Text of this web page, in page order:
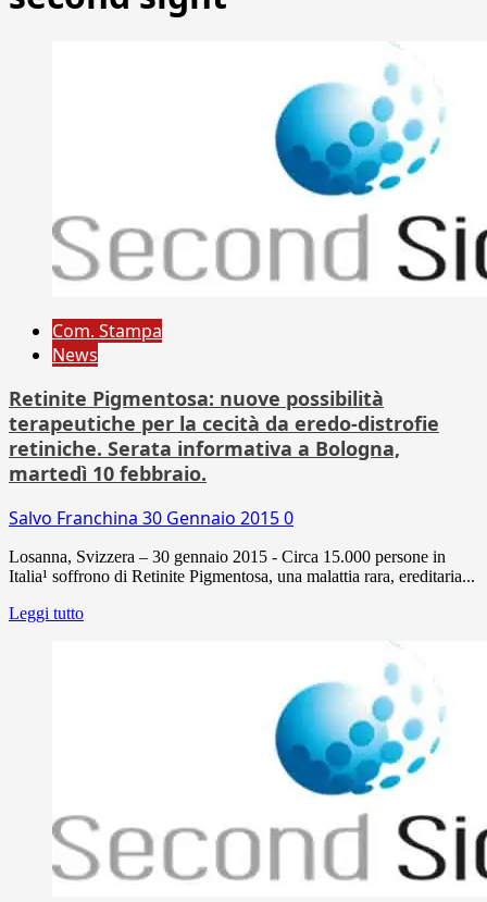
Com. Stampa
News
Retinite Pigmentosa: nuove possibilità
terapeutiche per la cecità da eredo-distrofie
retiniche. Serata informativa a Bologna,
martedì 10 febbraio.
Salvo Franchina 30 Gennaio 20150
Losanna, Svizzera – 30 gennaio 2015 - Circa 15.000 persone in
Italia¹ soffrono di Retinite Pigmentosa, una malattia rara, ereditaria...
Leggi tutto